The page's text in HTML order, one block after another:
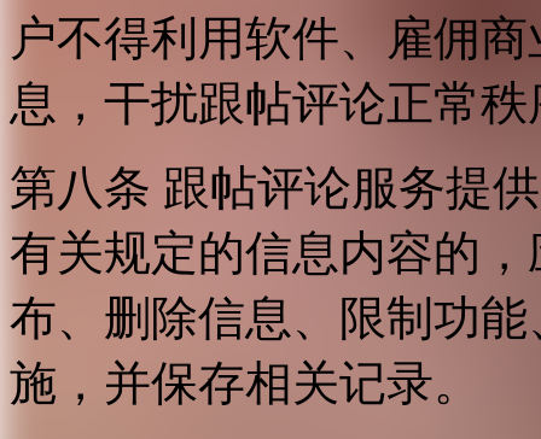
户不得利用软件、雇佣
息，干扰跟帖评论正常
第八条 跟帖评论服务提
有关规定的信息内容的
布、删除信息、限制功
施，并保存相关记录。